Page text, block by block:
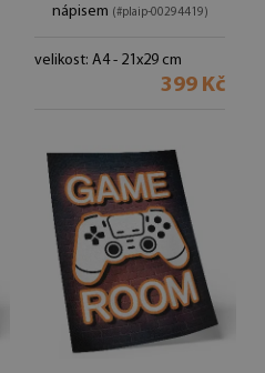
nápisem (#plaip-00294419)
velikost: A4 - 21x29 cm
399 Kč